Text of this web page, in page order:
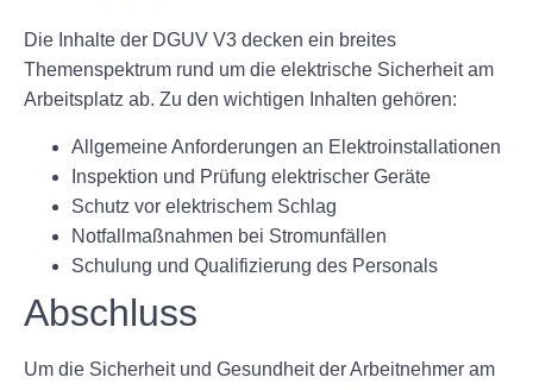
Die Inhalte der DGUV V3 decken ein breites
Themenspektrum rund um die elektrische Sicherheit am
Arbeitsplatz ab. Zu den wichtigen Inhalten gehören:
Allgemeine Anforderungen an Elektroinstallationen
Inspektion und Prüfung elektrischer Geräte
Schutz vor elektrischem Schlag
Notfallmaßnahmen bei Stromunfällen
Schulung und Qualifizierung des Personals
Abschluss
Um die Sicherheit und Gesundheit der Arbeitnehmer am